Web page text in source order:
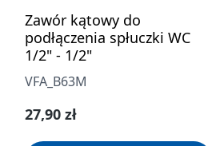
Zawór kątowy do
podłączenia spłuczki WC
1/2" - 1/2"
VFA_B63M
Cena regularna:
27,90 zł